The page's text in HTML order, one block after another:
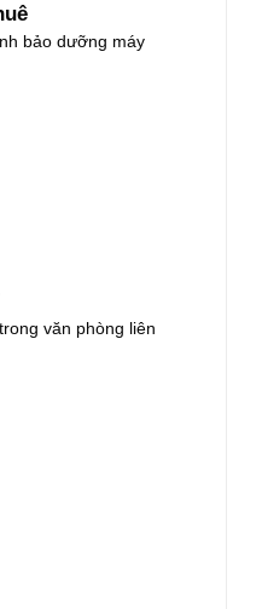
bảo dưỡng máy
văn phòng liên